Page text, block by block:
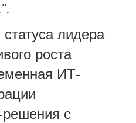
лидера
роста
ИТ-
с